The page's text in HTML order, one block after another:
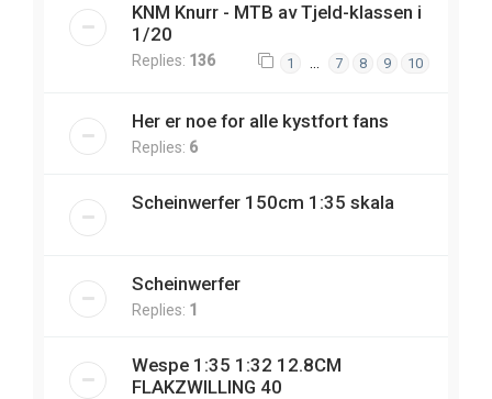
KNM Knurr - MTB av Tjeld-klassen i
1/20
Replies: 136 1 7 8 9 10
Her er noe for alle kystfort fans
Replies: 6
Scheinwerfer 150cm 1:35 skala
Scheinwerfer
Replies: 1
Wespe 1:35 1:32 12.8CM
FLAKZWILLING 40